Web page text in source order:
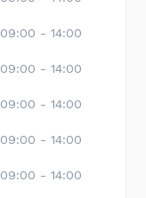
09:00 - 14:00
09:00 - 14:00
09:00 - 14:00
09:00 - 14:00
09:00 - 14:00